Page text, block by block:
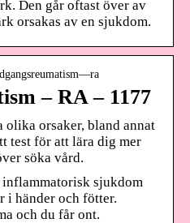
Den går oftast över av
orsakas av en sjukdom.
– RA – 1177
olika orsaker, bland annat
test för att lära dig mer
söka vård.
inflammatorisk sjukdom
i händer och fötter.
och du får ont.